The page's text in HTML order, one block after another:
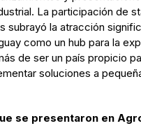
La participación de
subrayó la atracción
como un hub para la
de ser un país propicio
soluciones a
se presentaron en